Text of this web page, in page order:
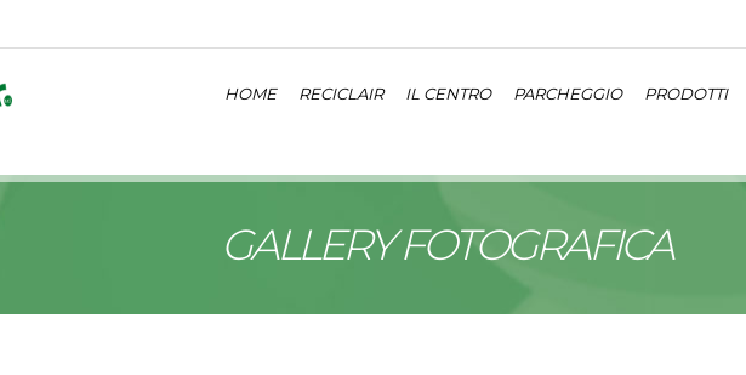
HOME RECICLAIR IL CENTRO PARCHEGGIO PRODOTTI
GALLERY FOTOGRAFICA